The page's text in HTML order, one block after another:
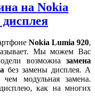
на Nokia
дисплея
Nokia Lumia 920,
Мы можем Вас
возможна замена
без замены дисплея. А
модульная замена.
как на многих